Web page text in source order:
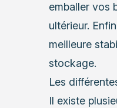
emballer vos
ultérieur.
meilleure
stockage.
Les
Il existe